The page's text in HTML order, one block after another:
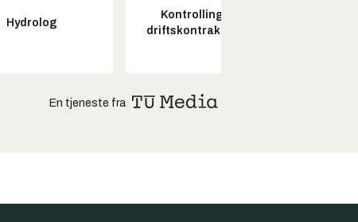
Hydrolog
Kontrollingeniør
driftskontrakt elektro
En tjeneste fra